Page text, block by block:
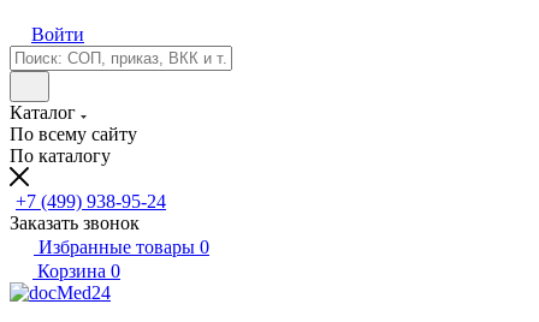
Войти
Каталог
По всему сайту
По каталогу
+7 (499) 938-95-24
Заказать звонок
Избранные товары 0
Корзина 0